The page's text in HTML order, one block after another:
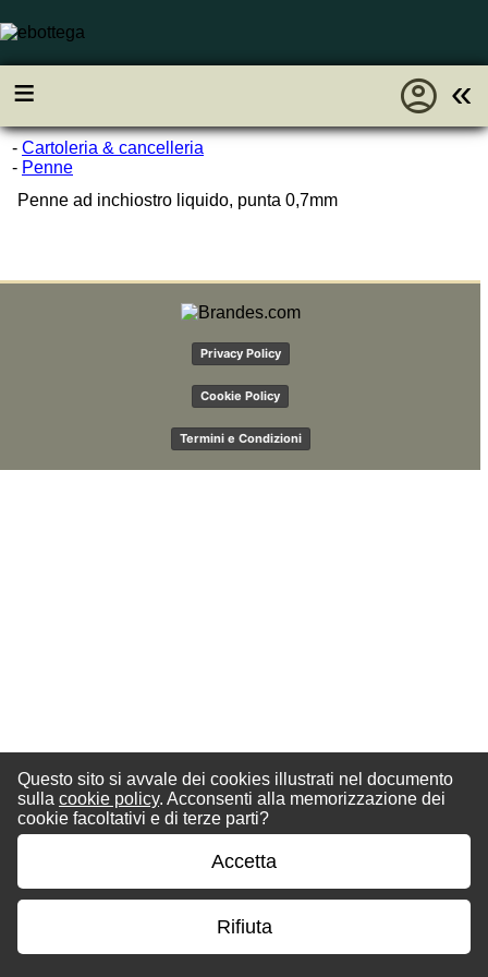
Questo sito si avvale dei cookies illustrati nel documento
sulla cookie policy. Acconsenti alla memorizzazione dei
cookie facoltativi e di terze parti?
Accetta
Rifiuta
≡ «
account_circle
- Cartoleria & cancelleria
- Penne
Penne ad inchiostro liquido, punta 0,7mm
Privacy Policy
Cookie Policy
Termini e Condizioni